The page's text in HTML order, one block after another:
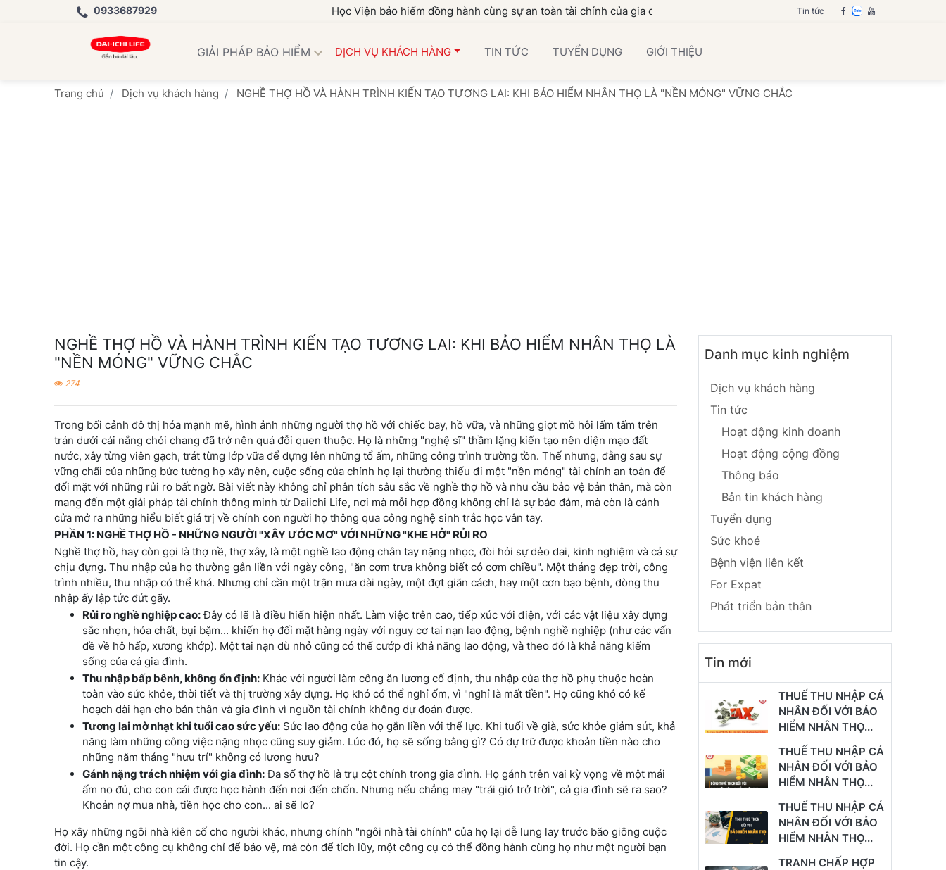
0933687929 Học Viện bảo hiểm đồng hành cùng sự an toàn tài chính của gia đình bạn Tin tức
GIẢI PHÁP BẢO HIỂM DỊCH VỤ KHÁCH HÀNG TIN TỨC TUYỂN DỤNG GIỚI THIỆU
Trang chủ Dịch vụ khách hàng NGHỀ THỢ HỒ VÀ HÀNH TRÌNH KIẾN TẠO TƯƠNG LAI: KHI BẢO HIỂM NHÂN THỌ LÀ "NỀN MÓNG" VỮNG CHẮC
NGHỀ THỢ HỒ VÀ HÀNH TRÌNH KIẾN TẠO TƯƠNG LAI: KHI BẢO HIỂM NHÂN THỌ LÀ
"NỀN MÓNG" VỮNG CHẮC
274
Trong bối cảnh đô thị hóa mạnh mẽ, hình ảnh những người thợ hồ với chiếc bay, hồ vữa, và những giọt mồ hôi lấm tấm trên
trán dưới cái nắng chói chang đã trở nên quá đỗi quen thuộc. Họ là những "nghệ sĩ" thầm lặng kiến tạo nên diện mạo đất
nước, xây từng viên gạch, trát từng lớp vữa để dựng lên những tổ ấm, những công trình trường tồn. Thế nhưng, đằng sau sự
vững chãi của những bức tường họ xây nên, cuộc sống của chính họ lại thường thiếu đi một "nền móng" tài chính an toàn để
đối mặt với những rủi ro bất ngờ. Bài viết này không chỉ phân tích sâu sắc về nghề thợ hồ và nhu cầu bảo vệ bản thân, mà còn
mang đến một giải pháp tài chính thông minh từ Daiichi Life, nơi mà mỗi hợp đồng không chỉ là sự bảo đảm, mà còn là cánh
cửa mở ra những hiểu biết giá trị về chính con người họ thông qua công nghệ sinh trắc học vân tay.
PHẦN 1: NGHỀ THỢ HỒ - NHỮNG NGƯỜI "XÂY ƯỚC MƠ" VỚI NHỮNG "KHE HỞ" RỦI RO
Nghề thợ hồ, hay còn gọi là thợ nề, thợ xây, là một nghề lao động chân tay nặng nhọc, đòi hỏi sự dẻo dai, kinh nghiệm và cả sự
chịu đựng. Thu nhập của họ thường gắn liền với ngày công, "ăn cơm trưa không biết có cơm chiều". Một tháng đẹp trời, công
trình nhiều, thu nhập có thể khá. Nhưng chỉ cần một trận mưa dài ngày, một đợt giãn cách, hay một cơn bạo bệnh, dòng thu
nhập ấy lập tức đứt gãy.
Rủi ro nghề nghiệp cao:Đây có lẽ là điều hiển hiện nhất. Làm việc trên cao, tiếp xúc với điện, với các vật liệu xây dựng
sắc nhọn, hóa chất, bụi bặm... khiến họ đối mặt hàng ngày với nguy cơ tai nạn lao động, bệnh nghề nghiệp (như các vấn
đề về hô hấp, xương khớp). Một tai nạn dù nhỏ cũng có thể cướp đi khả năng lao động, và theo đó là khả năng kiếm
sống của cả gia đình.
Thu nhập bấp bênh, không ổn định: Khác với người làm công ăn lương cố định, thu nhập của thợ hồ phụ thuộc hoàn
toàn vào sức khỏe, thời tiết và thị trường xây dựng. Họ khó có thể nghỉ ốm, vì "nghỉ là mất tiền". Họ cũng khó có kế
hoạch dài hạn cho bản thân và gia đình vì nguồn tài chính không dự đoán được.
Tương lai mờ nhạt khi tuổi cao sức yếu: Sức lao động của họ gắn liền với thể lực. Khi tuổi về già, sức khỏe giảm sút, khả
năng làm những công việc nặng nhọc cũng suy giảm. Lúc đó, họ sẽ sống bằng gì? Có dự trữ được khoản tiền nào cho
những năm tháng "hưu trí" không có lương hưu?
Gánh nặng trách nhiệm với gia đình:Đa số thợ hồ là trụ cột chính trong gia đình. Họ gánh trên vai kỳ vọng về một mái
ấm no đủ, cho con cái được học hành đến nơi đến chốn. Nhưng nếu chẳng may "trái gió trở trời", cả gia đình sẽ ra sao?
Khoản nợ mua nhà, tiền học cho con... ai sẽ lo?
Họ xây những ngôi nhà kiên cố cho người khác, nhưng chính "ngôi nhà tài chính" của họ lại dễ lung lay trước bão giông cuộc
đời. Họ cần một công cụ không chỉ để bảo vệ, mà còn để tích lũy, một công cụ có thể đồng hành cùng họ như một người bạn
tin cậy.
Danh mục kinh nghiệm
Dịch vụ khách hàng
Tin tức
Hoạt động kinh doanh
Hoạt động cộng đồng
Thông báo
Bản tin khách hàng
Tuyển dụng
Sức khoẻ
Bệnh viện liên kết
For Expat
Phát triển bản thân
Tin mới
THUẾ THU NHẬP CÁ
NHÂN ĐỐI VỚI BẢO
HIỂM NHÂN THỌ...
THUẾ THU NHẬP CÁ
NHÂN ĐỐI VỚI BẢO
HIỂM NHÂN THỌ...
THUẾ THU NHẬP CÁ
NHÂN ĐỐI VỚI BẢO
HIỂM NHÂN THỌ...
TRANH CHẤP HỢP